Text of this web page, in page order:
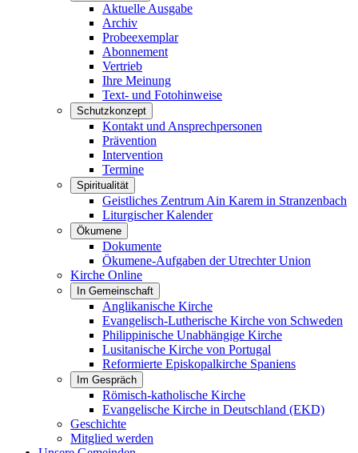
Aktuelle Ausgabe
Archiv
Probeexemplar
Abonnement
Vertrieb
Ihre Meinung
Text- und Fotohinweise
Schutzkonzept
Kontakt und Ansprechpersonen
Prävention
Intervention
Termine
Spiritualität
Geistliches Zentrum Ain Karem in Stranzenbach
Liturgischer Kalender
Ökumene
Dokumente
Ökumene-Aufgaben der Utrechter Union
Kirche Online
In Gemeinschaft
Anglikanische Kirche
Evangelisch-Lutherische Kirche von Schweden
Philippinische Unabhängige Kirche
Lusitanische Kirche von Portugal
Reformierte Episkopalkirche Spaniens
Im Gespräch
Römisch-katholische Kirche
Evangelische Kirche in Deutschland (EKD)
Geschichte
Mitglied werden